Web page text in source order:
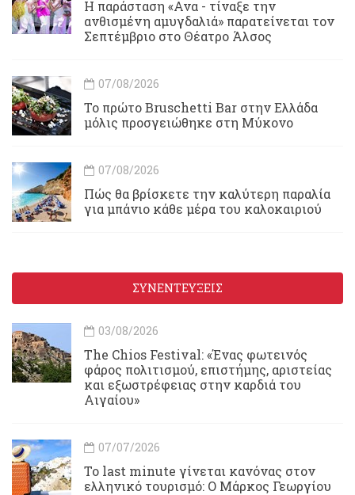
Η παράσταση «Ανα - τίναξε την
ανθισμένη αμυγδαλιά» παρατείνεται τον
Σεπτέμβριο στο Θέατρο Άλσος
07/08/2026
Το πρώτο Bruschetti Bar στην Ελλάδα
μόλις προσγειώθηκε στη Μύκονο
07/08/2026
Πώς θα βρίσκετε την καλύτερη παραλία
για μπάνιο κάθε μέρα του καλοκαιριού
ΣΥΝΕΝΤΕΥΞΕΙΣ
03/08/2026
Τhe Chios Festival: «Ένας φωτεινός
φάρος πολιτισμού, επιστήμης, αριστείας
και εξωστρέφειας στην καρδιά του
Αιγαίου»
07/07/2026
Το last minute γίνεται κανόνας στον
ελληνικό τουρισμό: Ο Μάρκος Γεωργίου